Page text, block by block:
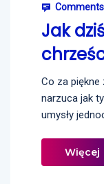
Jak
Co za piękne
narzuca jak
umysły
Więcej